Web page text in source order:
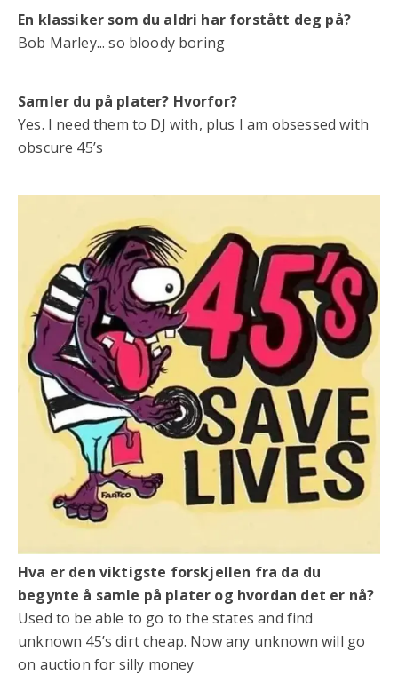
En klassiker som du aldri har forstått deg på?
Bob Marley... so bloody boring
Samler du på plater? Hvorfor?
Yes. I need them to DJ with, plus I am obsessed with
obscure 45’s
Hva er den viktigste forskjellen fra da du
begynte å samle på plater og hvordan det er nå?
Used to be able to go to the states and find
unknown 45’s dirt cheap. Now any unknown will go
on auction for silly money